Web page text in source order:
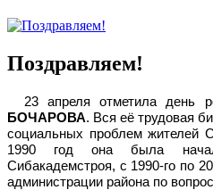
Поздравляем!
23 апреля отметила день
БОЧАРОВА. Вся её трудовая
социальных проблем жителей
1990 год она была
Сибакадемстроя, с 1990-го по
администрации района по